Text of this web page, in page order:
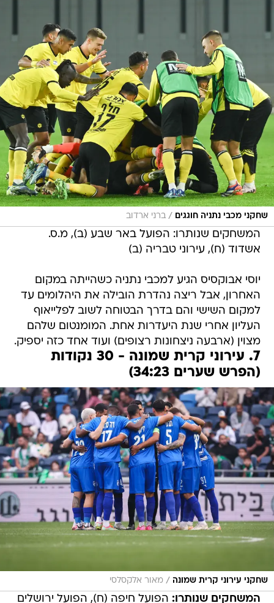
שחקני מכבי נתניה חוגגים / ברני ארדוב
המשחקים שנותרו: הפועל באר שבע (ב), מ.ס.
אשדוד (ח), עירוני טבריה (ב)
יוסי אבוקסיס הגיע למכבי נתניה כשהייתה במקום
האחרון, אבל ריצה נהדרת הובילה את היהלומים עד
למקום השישי והם בדרך הבטוחה לשוב לפלייאוף
העליון אחרי שנת היעדרות אחת. המומנטום שלהם
מצוין (ארבעה ניצחונות רצופים) ועוד אחד כזה יספיק.
7. עירוני קרית שמונה - 30 נקודות
(הפרש שערים 34:23)
שחקני עירוני קרית שמונה / מאור אלקסלסי
המשחקים שנותרו: הפועל חיפה (ח), הפועל ירושלים